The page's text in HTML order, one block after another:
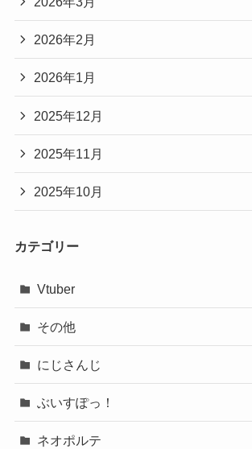
2026年2月
2026年1月
2025年12月
2025年11月
2025年10月
カテゴリー
Vtuber
その他
にじさんじ
ぶいすぽっ！
ネオポルテ